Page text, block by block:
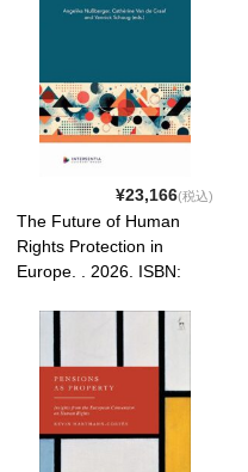
¥23,166(税込)
The Future of Human
Rights Protection in
Europe. . 2026. ISBN: